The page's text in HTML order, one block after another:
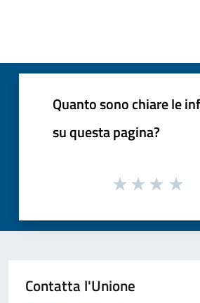
Quanto sono chiare le
su questa pagina?
Contatta l'Unione